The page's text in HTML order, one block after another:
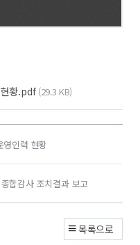
황.pdf (29.3 KB)
인력 현황
합감사 조치결과 보고
목록으로